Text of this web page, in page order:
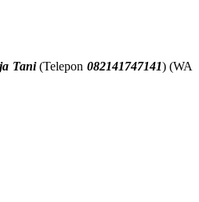
Tani(Telepon 082141747141) (WA